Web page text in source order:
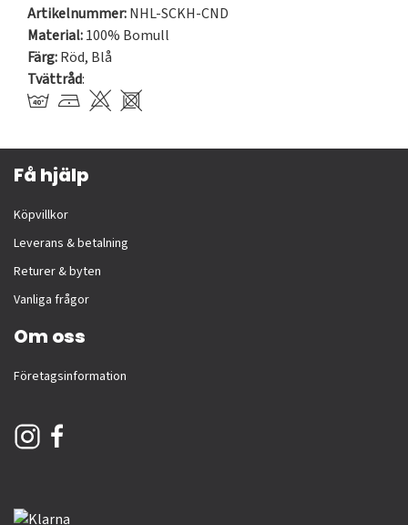
Artikelnummer:NHL-SCKH-CND
Material:100% Bomull
Färg:Röd, Blå
Tvättråd:
Få hjälp
Köpvillkor
Leverans & betalning
Returer & byten
Vanliga frågor
Om oss
Företagsinformation